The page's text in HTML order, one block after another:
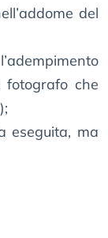
del
che
eseguita, ma